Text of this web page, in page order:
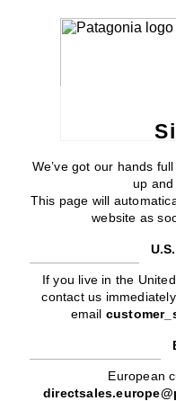
We’ve got our hands
up and
This page will
website as
If you live in the
contact us
email
European